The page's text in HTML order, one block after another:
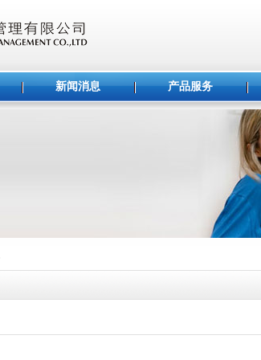
新闻消息 产品服务